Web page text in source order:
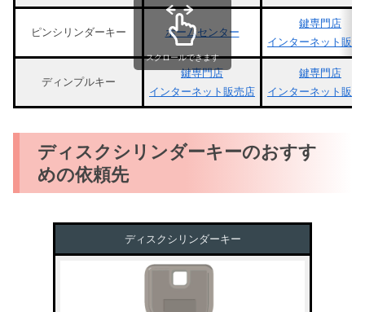
ピンシリンダーキー ホームセンター
鍵専門店
インターネット販売
ディンプルキー
鍵専門店
インターネット販売店
鍵専門店
インターネット販売
スクロールできます
ディスクシリンダーキーのおすす
めの依頼先
ディスクシリンダーキー